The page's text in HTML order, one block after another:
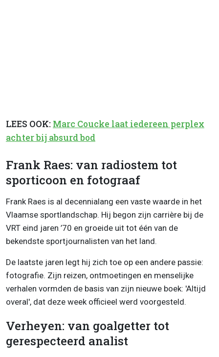
LEES OOK: Marc Coucke laat iedereen perplex
achter bij absurd bod
Frank Raes: van radiostem tot
sporticoon en fotograaf
Frank Raes is al decennialang een vaste waarde in het
Vlaamse sportlandschap. Hij begon zijn carrière bij de
VRT eind jaren ’70 en groeide uit tot één van de
bekendste sportjournalisten van het land.
De laatste jaren legt hij zich toe op een andere passie:
fotografie. Zijn reizen, ontmoetingen en menselijke
verhalen vormden de basis van zijn nieuwe boek: 'Altijd
overal', dat deze week officieel werd voorgesteld.
Verheyen: van goalgetter tot
gerespecteerd analist